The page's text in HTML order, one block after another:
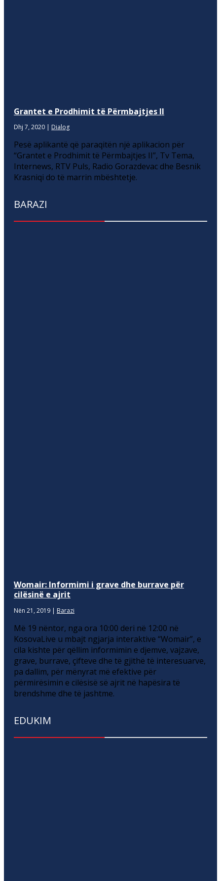
Grantet e Prodhimit të Përmbajtjes II
Dhj 7, 2020 | Dialog
Pesë aplikantë që paraqitën një aplikacion për
“Grantet e Prodhimit të Përmbajtjes II”, Tv Tema,
Internews, RTV Puls, Radio Gorazdevac dhe Besnik
Krasniqi do të marrin mbështetje.
BARAZI
Womair: Informimi i grave dhe burrave për
cilësinë e ajrit
Nën 21, 2019 | Barazi
Më 19 nëntor, nga ora 10:00 deri në 12:00 në
KosovaLive u mbajt ngjarja interaktive “Womair”, e
cila kishte për qëllim informimin e djemve, vajzave,
grave, burrave, çifteve dhe të gjithë të interesuarve,
pa dallim, për mënyrat më efektive për
përmirësimin e cilësisë së ajrit në hapësira të
brendshme dhe të jashtme.
EDUKIM